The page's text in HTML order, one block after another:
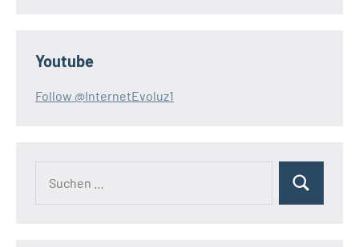
Youtube
Follow @InternetEvoluz1
Suchen